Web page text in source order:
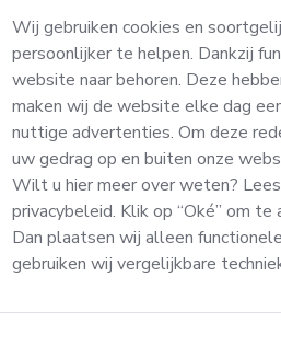
. Is Wassie op jouw
Dan gaan we naar de
bestelling plaatsen.
Wij gebruiken cookies en
persoonlijker te helpen. Dankzij
website naar behoren. Deze
maken wij de website elke dag
nuttige advertenties. Om deze
uw gedrag op en buiten onze
Wilt u hier meer over weten?
privacybeleid. Klik op “Oké” om
Dan plaatsen wij alleen
gebruiken wij vergelijkbare